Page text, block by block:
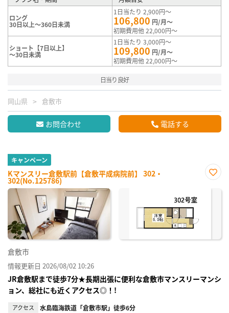
ロング
30日以上～360日未満
1日当たり 2,900円～
106,800 円/月～
初期費用他 22,000円～
ショート【7日以上】
～30日未満
1日当たり 3,000円～
109,800 円/月～
初期費用他 22,000円～
日当り良好
岡山県 倉敷市
お問合わせ 電話する
キャンペーン
Kマンスリー倉敷駅前【倉敷平成病院前】 302・
302(No.125786)
に入
倉敷市
情報更新日 2026/08/02 10:26
JR倉敷駅まで徒歩7分★長期出張に便利な倉敷市マンスリーマンシ
ョン、総社にも近くアクセス◎！!
アクセス 水島臨海鉄道「倉敷市駅」徒歩6分